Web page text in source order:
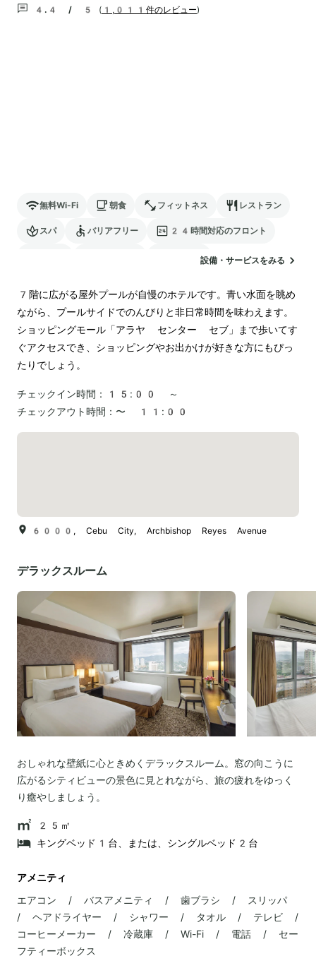
4.4 / 5 ( 1,011件のレビュー)
無料Wi-Fi 朝食 フィットネス レストラン
スパ バリアフリー 24時間対応のフロント
空港送迎設備・サービスをみる
7階に広がる屋外プールが自慢のホテルです。青い水面を眺め
ながら、プールサイドでのんびりと非日常時間を味わえます。
ショッピングモール「アラヤ センター セブ」まで歩いてす
ぐアクセスでき、ショッピングやお出かけが好きな方にもぴっ
たりでしょう。
チェックイン時間：
15:00 ～
チェックアウト時間： 〜 11:00
6000, Cebu City, Archbishop Reyes Avenue
デラックスルーム
おしゃれな壁紙に心ときめくデラックスルーム。窓の向こうに
広がるシティビューの景色に見とれながら、旅の疲れをゆっく
り癒やしましょう。
25㎡
キングベッド1台、または、シングルベッド2台
アメニティ
エアコン / バスアメニティ / 歯ブラシ / スリッパ
/ ヘアドライヤー / シャワー / タオル / テレビ /
コーヒーメーカー / 冷蔵庫 / Wi-Fi / 電話 / セー
フティーボックス